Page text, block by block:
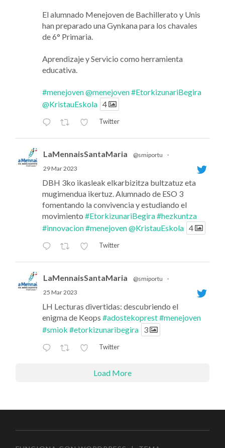
El alumnado Menejoven de Bachillerato y Unis
han preparado una Gynkana para los chavales
de 6° Primaria.
Aprendizaje y Servicio como herramienta
educativa.
#menejoven@menejoven#EtorkizunariBegira
@KristauEskola 4
Twitter
LaMennaisSantaMaria @smiportu
·
29 Mar 2023
DBH 3ko ikasleak elkarbizitza bultzatuz eta
mugimendua ikertuz. Alumnado de ESO 3
fomentando la convivencia y estudiando el
movimiento#EtorkizunariBegira#hezkuntza
#innovacion#menejoven@KristauEskola 4
Twitter
LaMennaisSantaMaria @smiportu
·
25 Mar 2023
LH Lecturas divertidas: descubriendo el
enigma de Keops#adostekoprest#menejoven
#smiok #etorkizunaribegira 3
Twitter
Load More